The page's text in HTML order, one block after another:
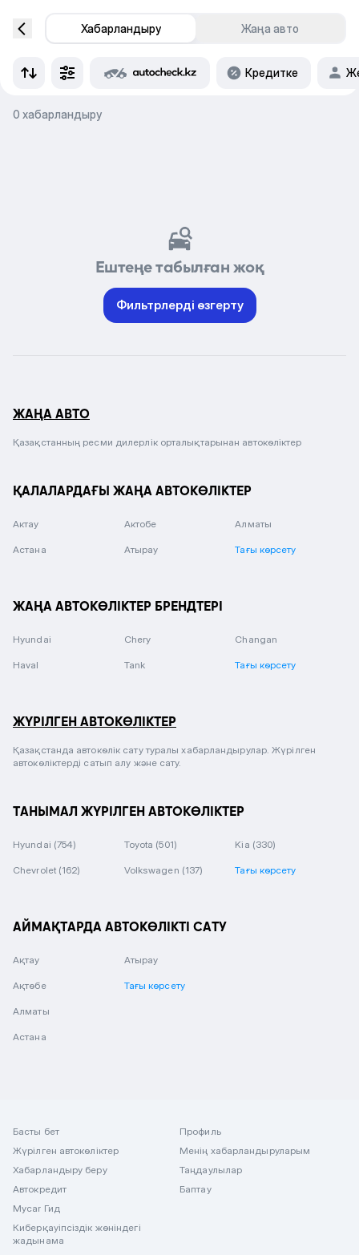
Хабарландыру Жаңа авто
Кредитке
0 хабарландыру
Ештеңе табылған жоқ
Фильтрлерді өзгерту
ЖАҢА АВТО
Қазақстанның ресми дилерлік орталықтарынан автокөліктер
ҚАЛАЛАРДАҒЫ ЖАҢА АВТОКӨЛІКТЕР
Актау Актобе Алматы
Астана Атырау Тағы көрсету
ЖАҢА АВТОКӨЛІКТЕР БРЕНДТЕРІ
Hyundai Chery Changan
Haval Tank Тағы көрсету
ЖҮРІЛГЕН АВТОКӨЛІКТЕР
Қазақстанда автокөлік сату туралы хабарландырулар. Жүрілген
автокөліктерді сатып алу және сату.
ТАНЫМАЛ ЖҮРІЛГЕН АВТОКӨЛІКТЕР
Hyundai (754) Toyota (501) Kia (330)
Chevrolet (162) Volkswagen (137) Тағы көрсету
АЙМАҚТАРДА АВТОКӨЛІКТІ САТУ
Ақтау
Ақтөбе
Алматы
Астана
Атырау
Тағы көрсету
Басты бет
Жүрілген автокөліктер
Хабарландыру беру
Автокредит
Mycar Гид
Киберқауіпсіздік жөніндегі
жадынама
Профиль
Менің хабарландыруларым
Таңдаулылар
Баптау